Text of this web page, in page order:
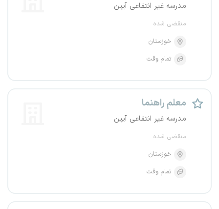
مدرسه غیر انتفاعی آیین
منقضی شده
خوزستان
تمام وقت
معلم راهنما
مدرسه غیر انتفاعی آیین
منقضی شده
خوزستان
تمام وقت